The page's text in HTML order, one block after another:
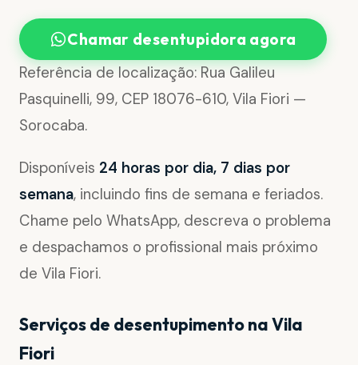
Chamar desentupidora agora
Referência de localização: Rua Galileu
Pasquinelli, 99, CEP 18076-610, Vila Fiori —
Sorocaba.
Disponíveis 24 horas por dia, 7 dias por
semana, incluindo fins de semana e feriados.
Chame pelo WhatsApp, descreva o problema
e despachamos o profissional mais próximo
de Vila Fiori.
Serviços de desentupimento na Vila
Fiori